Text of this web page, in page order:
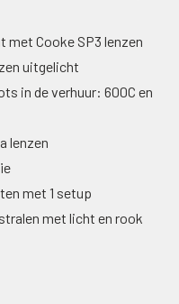
met Cooke SP3 lenzen
uitgelicht
in de verhuur: 600C en
lenzen
met 1 setup
met licht en rook